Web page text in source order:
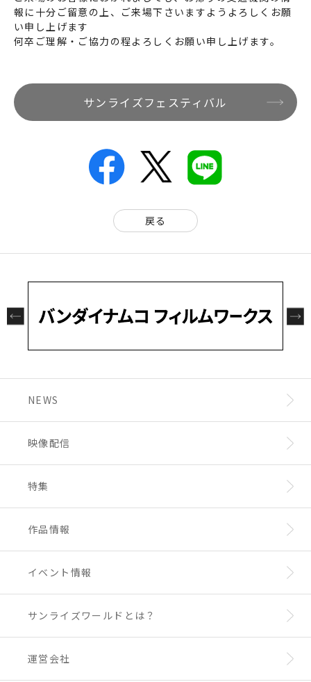
報に十分ご留意の上、ご来場下さいますようよろしくお願
い申し上げます
何卒ご理解・ご協力の程よろしくお願い申し上げます。
サンライズフェスティバル
戻る
NEWS
映像配信
特集
作品情報
イベント情報
サンライズワールドとは？
運営会社